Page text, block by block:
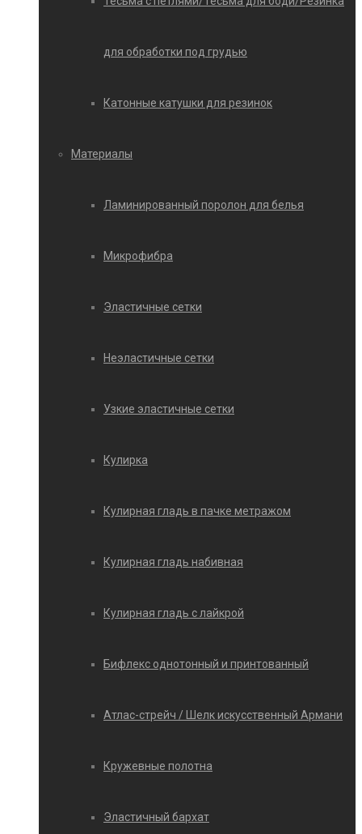
для обработки под грудью
Катонные катушки для резинок
Материалы
Ламинированный поролон для белья
Микрофибра
Эластичные сетки
Неэластичные сетки
Узкие эластичные сетки
Кулирка
Кулирная гладь в пачке метражом
Кулирная гладь набивная
Кулирная гладь с лайкрой
Бифлекс однотонный и принтованный
Атлас-стрейч / Шелк искусственный Армани
Кружевные полотна
Эластичный бархат